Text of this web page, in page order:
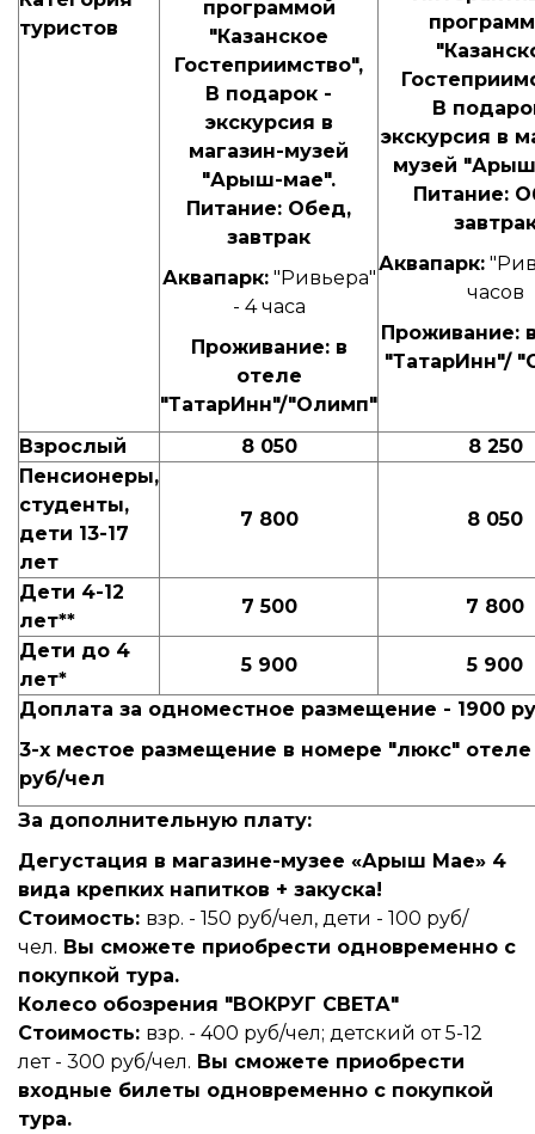
туристов
программой
"Казанское
Гостеприимство",
В подарок -
экскурсия в
магазин-музей
"Арыш-мае".
Питание: Обед,
завтрак
Аквапарк:"Ривьера"
- 4 часа
Проживание: в
отеле
"ТатарИнн"/"Олимп"
В
экскурсия в
музей
Питание:
Аквапарк:
часов
Проживание:
"ТатарИнн"/
Взрослый 8 050
8 250
Пенсионеры,
студенты,
дети 13-17
лет
7 800 8 050
Дети 4-12
лет**
7 500
7 800
Дети до 4
лет*
5 900
5 900
Доплата за одноместное размещение - 1900
3-х местое размещение в номере "люкс"
руб/чел
За дополнительную плату:
Дегустация в магазине-музее «Арыш Мае» 4
вида крепких напитков + закуска!
Стоимость: взр. - 150 руб/чел, дети - 100 руб/
чел. Вы сможете приобрести одновременно с
покупкой тура.
Колесо обозрения "ВОКРУГ СВЕТА"
Стоимость: взр. - 400 руб/чел; детский от 5-12
лет - 300 руб/чел. Вы сможете приобрести
входные билеты одновременно с покупкой
тура.